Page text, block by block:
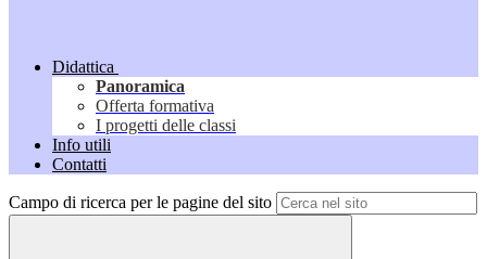
Didattica
Panoramica
Offerta formativa
I progetti delle classi
Info utili
Contatti
Campo di ricerca per le pagine del sito